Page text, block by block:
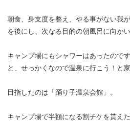
朝食、身支度を整え、やる事がない我
を後にし、次なる目的の朝風呂に向かい
キャンプ場にもシャワーはあったので
と、せっかくなので温泉に行こう！と
目指したのは「踊り子温泉会館」。
キャンプ場で半額になる割チケを貰え